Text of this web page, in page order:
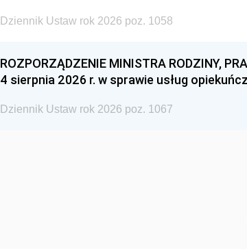
Dziennik Ustaw rok 2026 poz. 1058
ROZPORZĄDZENIE MINISTRA RODZINY,
4 sierpnia 2026 r. w sprawie usług
Dziennik Ustaw rok 2026 poz. 1067